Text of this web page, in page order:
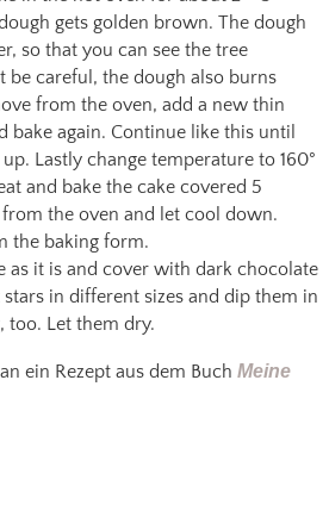
gets golden brown. The dough
so that you can see the tree
be careful, the dough also burns
from the oven, add a new thin
bake again. Continue like this until
Lastly change temperature to 160°
and bake the cake covered 5
the oven and let cool down.
the baking form.
as it is and cover with dark chocolate
in different sizes and dip them in
too. Let them dry.
ein Rezept aus dem Buch Meine